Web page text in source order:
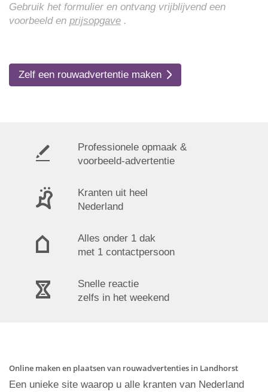
Gebruik het formulier en ontvang vrijblijvend een
voorbeeld en prijsopgave .
Zelf een rouwadvertentie maken
Professionele opmaak &
voorbeeld-advertentie
Kranten uit heel
Nederland
Alles onder 1 dak
met 1 contactpersoon
Snelle reactie
zelfs in het weekend
Online maken en plaatsen van rouwadvertenties in Landhorst
Een unieke site waarop u alle kranten van Nederland